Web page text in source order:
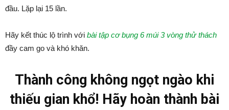
đầu. Lặp lại 15 lần.
Hãy kết thúc lộ trình với bài tập cơ bụng 6 múi 3 vòng thử thách
đầy cam go và khó khăn.
Thành công không ngọt ngào khi
thiếu gian khổ! Hãy hoàn thành bài